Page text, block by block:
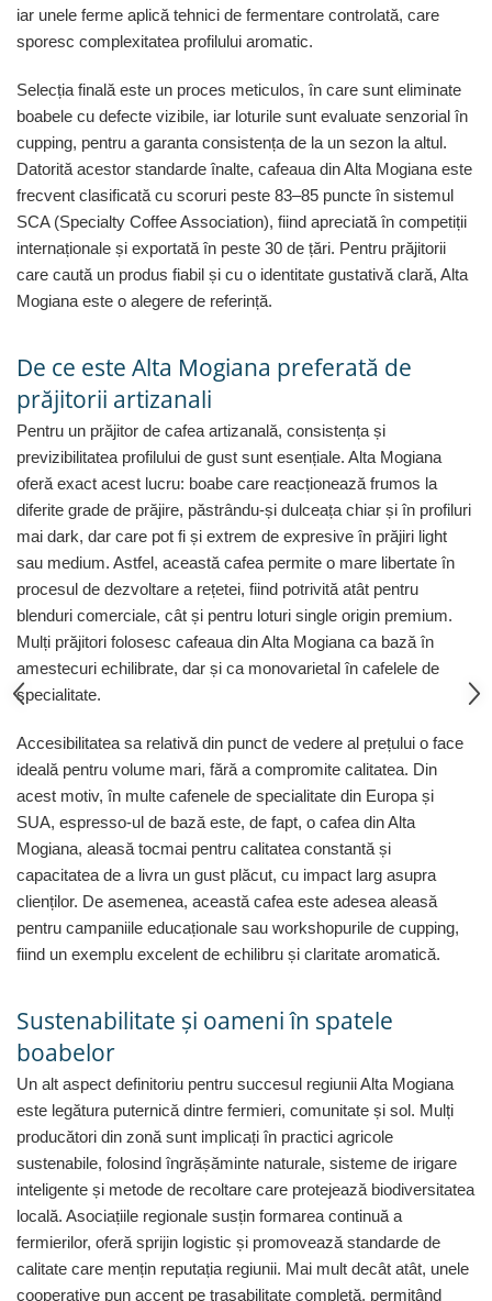
iar unele ferme aplică tehnici de fermentare controlată, care
sporesc complexitatea profilului aromatic.
Selecția finală este un proces meticulos, în care sunt eliminate
boabele cu defecte vizibile, iar loturile sunt evaluate senzorial în
cupping, pentru a garanta consistența de la un sezon la altul.
Datorită acestor standarde înalte, cafeaua din Alta Mogiana este
frecvent clasificată cu scoruri peste 83–85 puncte în sistemul
SCA (Specialty Coffee Association), fiind apreciată în competiții
internaționale și exportată în peste 30 de țări. Pentru prăjitorii
care caută un produs fiabil și cu o identitate gustativă clară, Alta
Mogiana este o alegere de referință.
De ce este Alta Mogiana preferată de
prăjitorii artizanali
Pentru un prăjitor de cafea artizanală, consistența și
previzibilitatea profilului de gust sunt esențiale. Alta Mogiana
oferă exact acest lucru: boabe care reacționează frumos la
diferite grade de prăjire, păstrându-și dulceața chiar și în profiluri
mai dark, dar care pot fi și extrem de expresive în prăjiri light
sau medium. Astfel, această cafea permite o mare libertate în
procesul de dezvoltare a rețetei, fiind potrivită atât pentru
blenduri comerciale, cât și pentru loturi single origin premium.
Mulți prăjitori folosesc cafeaua din Alta Mogiana ca bază în
amestecuri echilibrate, dar și ca monovarietal în cafelele de
specialitate.
Accesibilitatea sa relativă din punct de vedere al prețului o face
ideală pentru volume mari, fără a compromite calitatea. Din
acest motiv, în multe cafenele de specialitate din Europa și
SUA, espresso-ul de bază este, de fapt, o cafea din Alta
Mogiana, aleasă tocmai pentru calitatea constantă și
capacitatea de a livra un gust plăcut, cu impact larg asupra
clienților. De asemenea, această cafea este adesea aleasă
pentru campaniile educaționale sau workshopurile de cupping,
fiind un exemplu excelent de echilibru și claritate aromatică.
Sustenabilitate și oameni în spatele
boabelor
Un alt aspect definitoriu pentru succesul regiunii Alta Mogiana
este legătura puternică dintre fermieri, comunitate și sol. Mulți
producători din zonă sunt implicați în practici agricole
sustenabile, folosind îngrășăminte naturale, sisteme de irigare
inteligente și metode de recoltare care protejează biodiversitatea
locală. Asociațiile regionale susțin formarea continuă a
fermierilor, oferă sprijin logistic și promovează standarde de
calitate care mențin reputația regiunii. Mai mult decât atât, unele
cooperative pun accent pe trasabilitate completă, permițând